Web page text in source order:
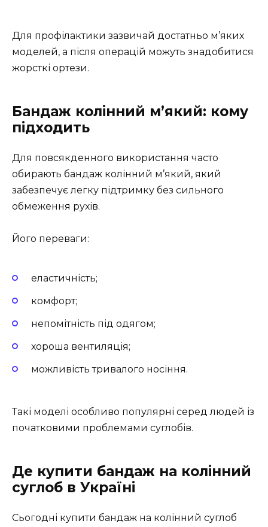
Для профілактики зазвичай достатньо м’яких
моделей, а після операцій можуть знадобитися
жорсткі ортези.
Бандаж колінний м’який: кому
підходить
Для повсякденного використання часто
обирають бандаж колінний м’який, який
забезпечує легку підтримку без сильного
обмеження рухів.
Його переваги:
еластичність;
комфорт;
непомітність під одягом;
хороша вентиляція;
можливість тривалого носіння.
Такі моделі особливо популярні серед людей із
початковими проблемами суглобів.
Де купити бандаж на колінний
суглоб в Україні
Сьогодні купити бандаж на колінний суглоб